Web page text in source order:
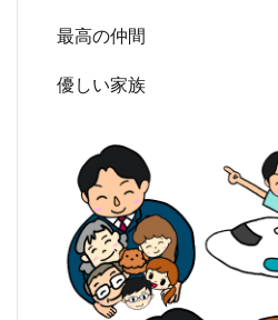
最高の仲間
優しい家族